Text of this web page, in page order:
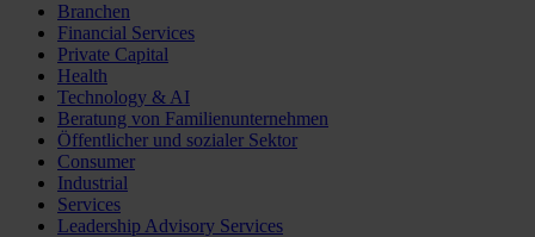
Branchen
Financial Services
Private Capital
Health
Technology & AI
Beratung von Familienunternehmen
Öffentlicher und sozialer Sektor
Consumer
Industrial
Services
Leadership Advisory Services